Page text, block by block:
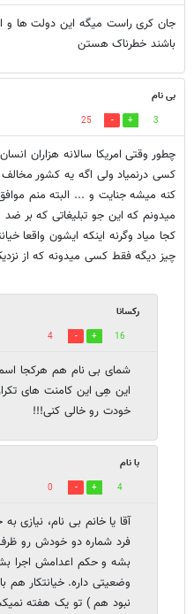
جان کری راست میگه این دولت ها و
باشند خطرناک هستن
بی نام
3
25
چطور وقتی امریکا سالانه هزاران
کسی درنمیاد ولی اگه یه کشور مخالف
کنه میشه جنایت و ... البته منم
میدونم که این جو تبلیغاتی که بر ضد
کجا میاد وگرنه اینکه ایشون واقعا
چیز دیگه فقط کسی میدونه که از
رکسانا
16
4
شمای بی نام هم هرکجا
این هِی این کامنت های
خودت رو خالی کنی!!!
با نام
4
0
آقا یا خانم بی نام، نیازی
فرد شماره دو خودش رو
بشه و حکم اعدامش اجرا
وضعیتی داره. خیانتکار
نبود هم ) تو یک هفته